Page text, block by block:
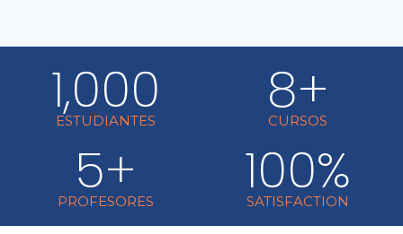
ESTUDIANTES
1,000 CURSOS
8+
PROFESORES
5+ SATISFACTION
100%